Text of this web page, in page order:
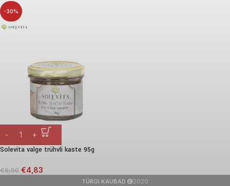
-30%
Solevita valge trühvli kaste 95g
€6,90 €4,83
TÜRGI KAUBAD 2020